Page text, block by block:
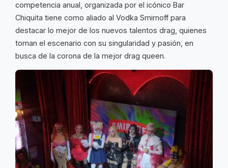
competencia anual, organizada por el icónico Bar
Chiquita tiene como aliado al Vodka Smirnoff para
destacar lo mejor de los nuevos talentos drag, quienes
toman el escenario con su singularidad y pasión, en
busca de la corona de la mejor drag queen.